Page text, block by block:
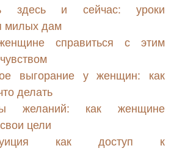
здесь и сейчас: уроки
милых дам
справиться с этим
выгорание у женщин: как
делать
желаний: как женщине
цели
как доступ к